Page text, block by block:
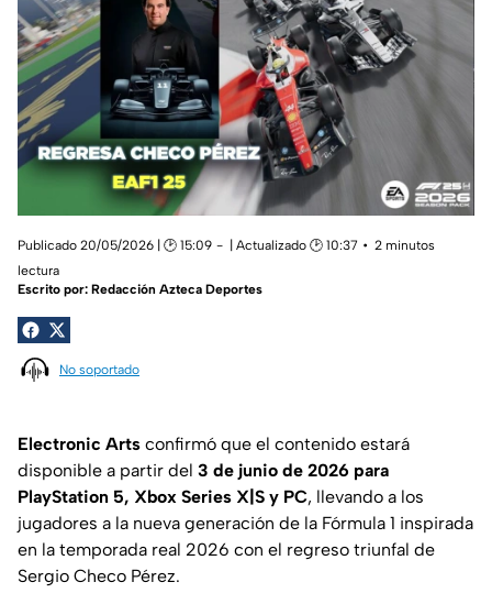
Publicado 20/05/2026 | 🕑 15:09 | Actualizado 🕑 10:37
2 minutos
lectura
Escrito por: Redacción Azteca Deportes
No soportado
Electronic Arts confirmó que el contenido estará
disponible a partir del 3 de junio de 2026 para
PlayStation 5, Xbox Series X|S y PC, llevando a los
jugadores a la nueva generación de la Fórmula 1 inspirada
en la temporada real 2026 con el regreso triunfal de
Sergio Checo Pérez.